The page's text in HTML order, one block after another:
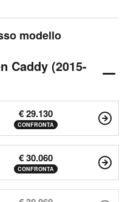
modello
Caddy (2015-
€ 29.130
CONFRONTA
€ 30.060
CONFRONTA